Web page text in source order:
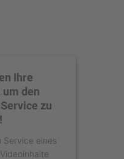
Ihre
den
zu
Service eines